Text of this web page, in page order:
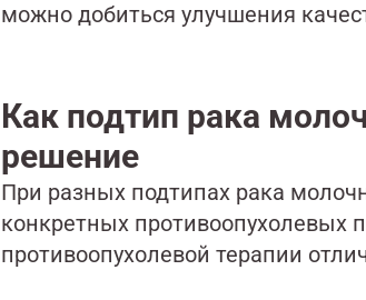
можно добиться улучшения
Как подтип рака
решение
При разных подтипах рака
конкретных противоопухолевых
противоопухолевой терапии